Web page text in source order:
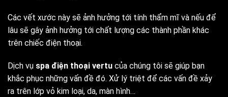
Các vết xước này sẽ ảnh hưởng tới tính thẩm mĩ và nếu để
lâu sẽ gây ảnh hưởng tới chất lượng các thành phần khác
trên chiếc điện thoại.
Dịch vụ spa điện thoại vertu của chúng tôi sẽ giúp bạn
khắc phục những vấn đề đó. Xử lý triệt để các vấn đề xảy
ra trên lớp vỏ kim loại, da, màn hình…